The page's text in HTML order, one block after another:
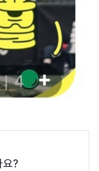
요?